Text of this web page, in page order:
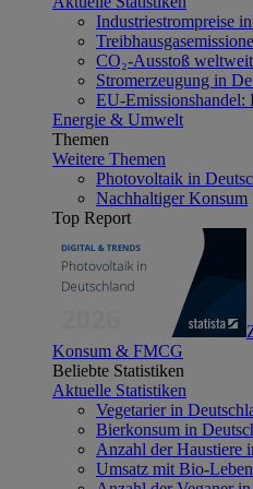
Industriestrompreise
CO₂-Ausstoß
Stromerzeugung in
EU-Emissionshandel:
Energie & Umwelt
Themen
Weitere Themen
Photovoltaik in
Nachhaltiger Konsum
Top Report
Konsum & FMCG
Beliebte Statistiken
Aktuelle Statistiken
Vegetarier in
Bierkonsum in
Anzahl der Haustiere
Umsatz mit Bio-